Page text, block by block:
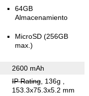
64GB
Almacenamiento
MicroSD (256GB
max.)
2600 mAh
IP Rating, 136g
153.3x75.3x5.2 mm